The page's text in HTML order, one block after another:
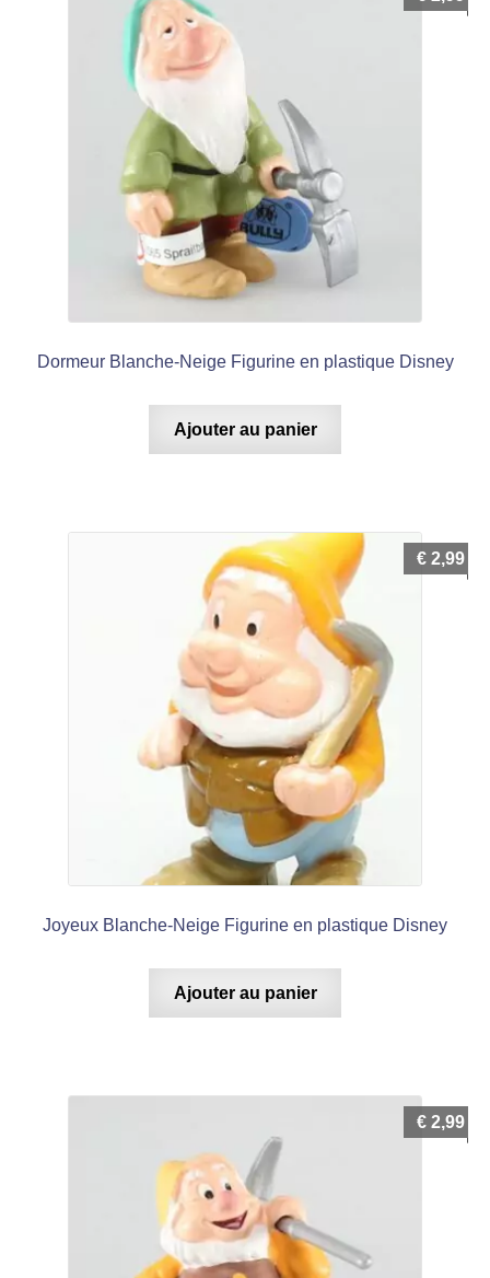
Dormeur Blanche-Neige Figurine en plastique Disney
Ajouter au panier
Joyeux Blanche-Neige Figurine en plastique Disney
€ 2,99
Ajouter au panier
€ 2,99